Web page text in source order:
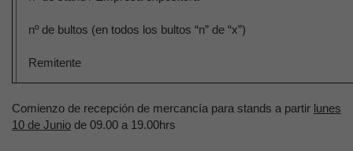
nº de bultos (en todos los bultos “n” de “x”)
Remitente
Comienzo de recepción de mercancía para stands a partir lunes
10 de Junio de 09.00 a 19.00hrs